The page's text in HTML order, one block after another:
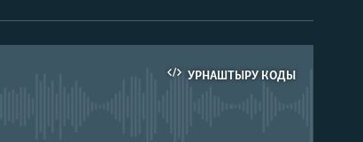
УРНАШТЫРУ КОДЫ